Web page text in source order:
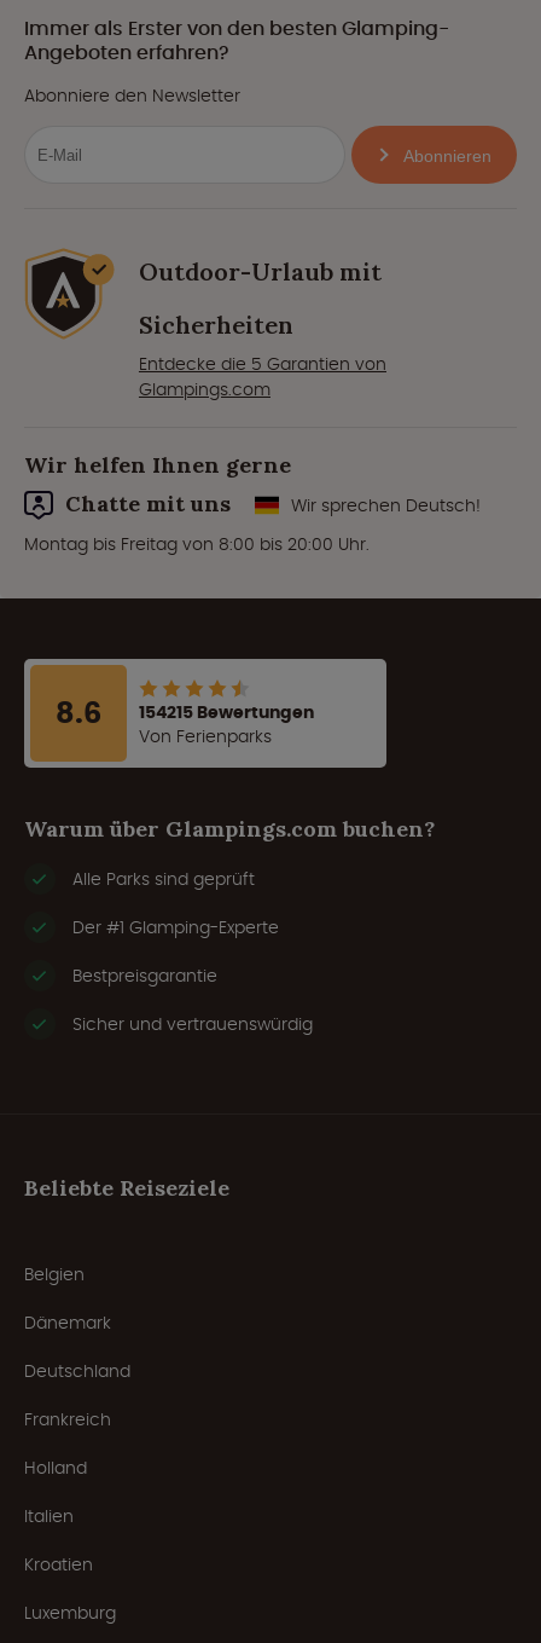
Immer als Erster von den besten Glamping-
Angeboten erfahren?
Abonniere den Newsletter
Abonnieren
Outdoor-Urlaub mit
Sicherheiten
Entdecke die 5 Garantien von
Glampings.com
Wir helfen Ihnen gerne
Chatte mit uns
Wir sprechen Deutsch!
Montag bis Freitag von 8:00 bis 20:00 Uhr.
8.6
154215 Bewertungen
Von Ferienparks
Warum über Glampings.com buchen?
Alle Parks sind geprüft
Der #1 Glamping-Experte
Bestpreisgarantie
Sicher und vertrauenswürdig
Beliebte Reiseziele
Belgien
Dänemark
Deutschland
Frankreich
Holland
Italien
Kroatien
Luxemburg